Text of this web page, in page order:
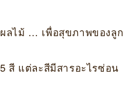
ลไม้ … เพื่อสุขภาพของลูก
สี แต่ละสีมีสารอะไรซ่อน